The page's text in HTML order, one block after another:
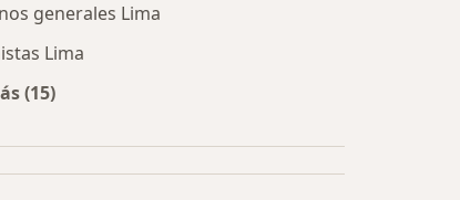
generales Lima
Lima
(15)